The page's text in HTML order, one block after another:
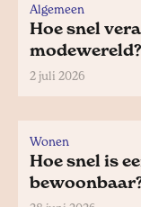
Algemeen
Hoe snel
modewereld?
2 juli 2026
Wonen
Hoe snel is